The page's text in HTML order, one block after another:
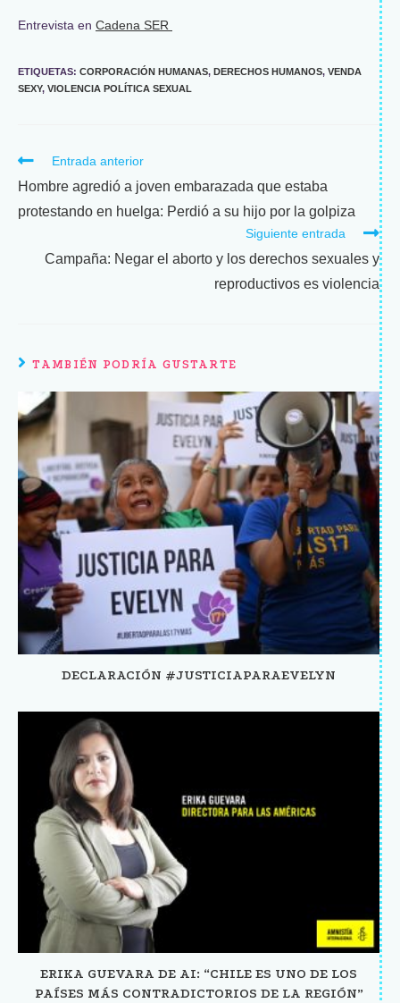
Entrevista en Cadena SER
ETIQUETAS: CORPORACIÓN HUMANAS, DERECHOS HUMANOS, VENDA
SEXY, VIOLENCIA POLÍTICA SEXUAL
Entrada anterior
Hombre agredió a joven embarazada que estaba
protestando en huelga: Perdió a su hijo por la golpiza
Siguiente entrada
Campaña: Negar el aborto y los derechos sexuales y
reproductivos es violencia
TAMBIÉN PODRÍA GUSTARTE
DECLARACIÓN #JUSTICIAPARAEVELYN
ERIKA GUEVARA DE AI: “CHILE ES UNO DE LOS
PAÍSES MÁS CONTRADICTORIOS DE LA REGIÓN”